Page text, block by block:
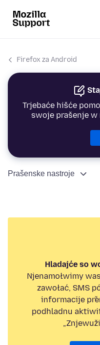
Firefox za Android
Trjebaće hišće
swoje prašenje
Prašenske nastroje
Hladajće so
Njenamołwimy
zawołać, SMS
informacije
podhladnu